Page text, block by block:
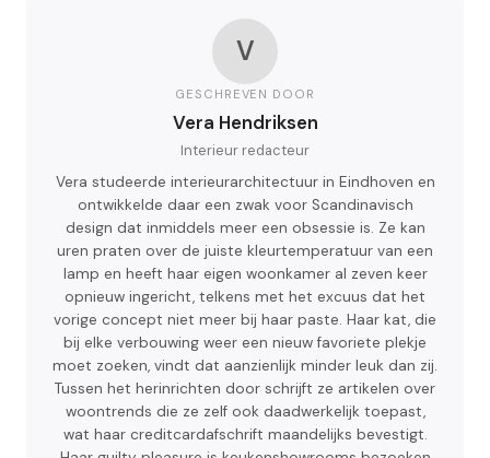
V
GESCHREVEN DOOR
Vera Hendriksen
Interieur redacteur
Vera studeerde interieurarchitectuur in Eindhoven en
ontwikkelde daar een zwak voor Scandinavisch
design dat inmiddels meer een obsessie is. Ze kan
uren praten over de juiste kleurtemperatuur van een
lamp en heeft haar eigen woonkamer al zeven keer
opnieuw ingericht, telkens met het excuus dat het
vorige concept niet meer bij haar paste. Haar kat, die
bij elke verbouwing weer een nieuw favoriete plekje
moet zoeken, vindt dat aanzienlijk minder leuk dan zij.
Tussen het herinrichten door schrijft ze artikelen over
woontrends die ze zelf ook daadwerkelijk toepast,
wat haar creditcardafschrift maandelijks bevestigt.